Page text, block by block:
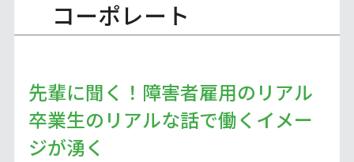
コーポレート
先輩に聞く！障害者雇用のリアル
卒業生のリアルな話で働くイメー
ジが湧く